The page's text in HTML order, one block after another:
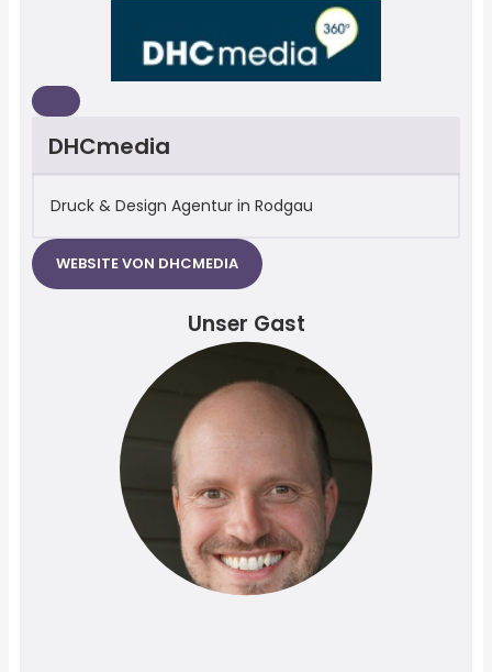
DHCmedia
Druck & Design Agentur in Rodgau
WEBSITE VON DHCMEDIA
Unser Gast